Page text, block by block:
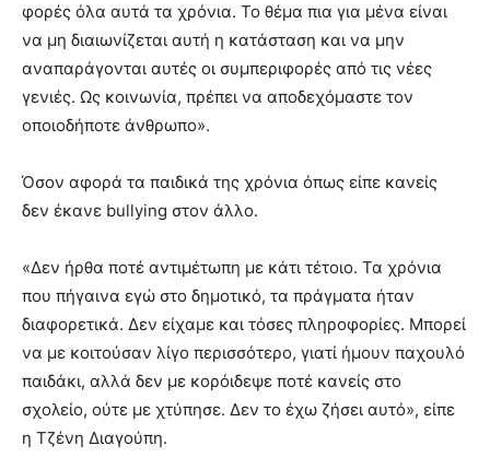
φορές όλα αυτά τα χρόνια. Το θέμα πια για μένα είναι
να μη διαιωνίζεται αυτή η κατάσταση και να μην
αναπαράγονται αυτές οι συμπεριφορές από τις νέες
γενιές. Ως κοινωνία, πρέπει να αποδεχόμαστε τον
οποιοδήποτε άνθρωπο».
Όσον αφορά τα παιδικά της χρόνια όπως είπε κανείς
δεν έκανε bullying στον άλλο.
«Δεν ήρθα ποτέ αντιμέτωπη με κάτι τέτοιο. Τα χρόνια
που πήγαινα εγώ στο δημοτικό, τα πράγματα ήταν
διαφορετικά. Δεν είχαμε και τόσες πληροφορίες. Μπορεί
να με κοιτούσαν λίγο περισσότερο, γιατί ήμουν παχουλό
παιδάκι, αλλά δεν με κορόιδεψε ποτέ κανείς στο
σχολείο, ούτε με χτύπησε. Δεν το έχω ζήσει αυτό», είπε
η Τζένη Διαγούπη.